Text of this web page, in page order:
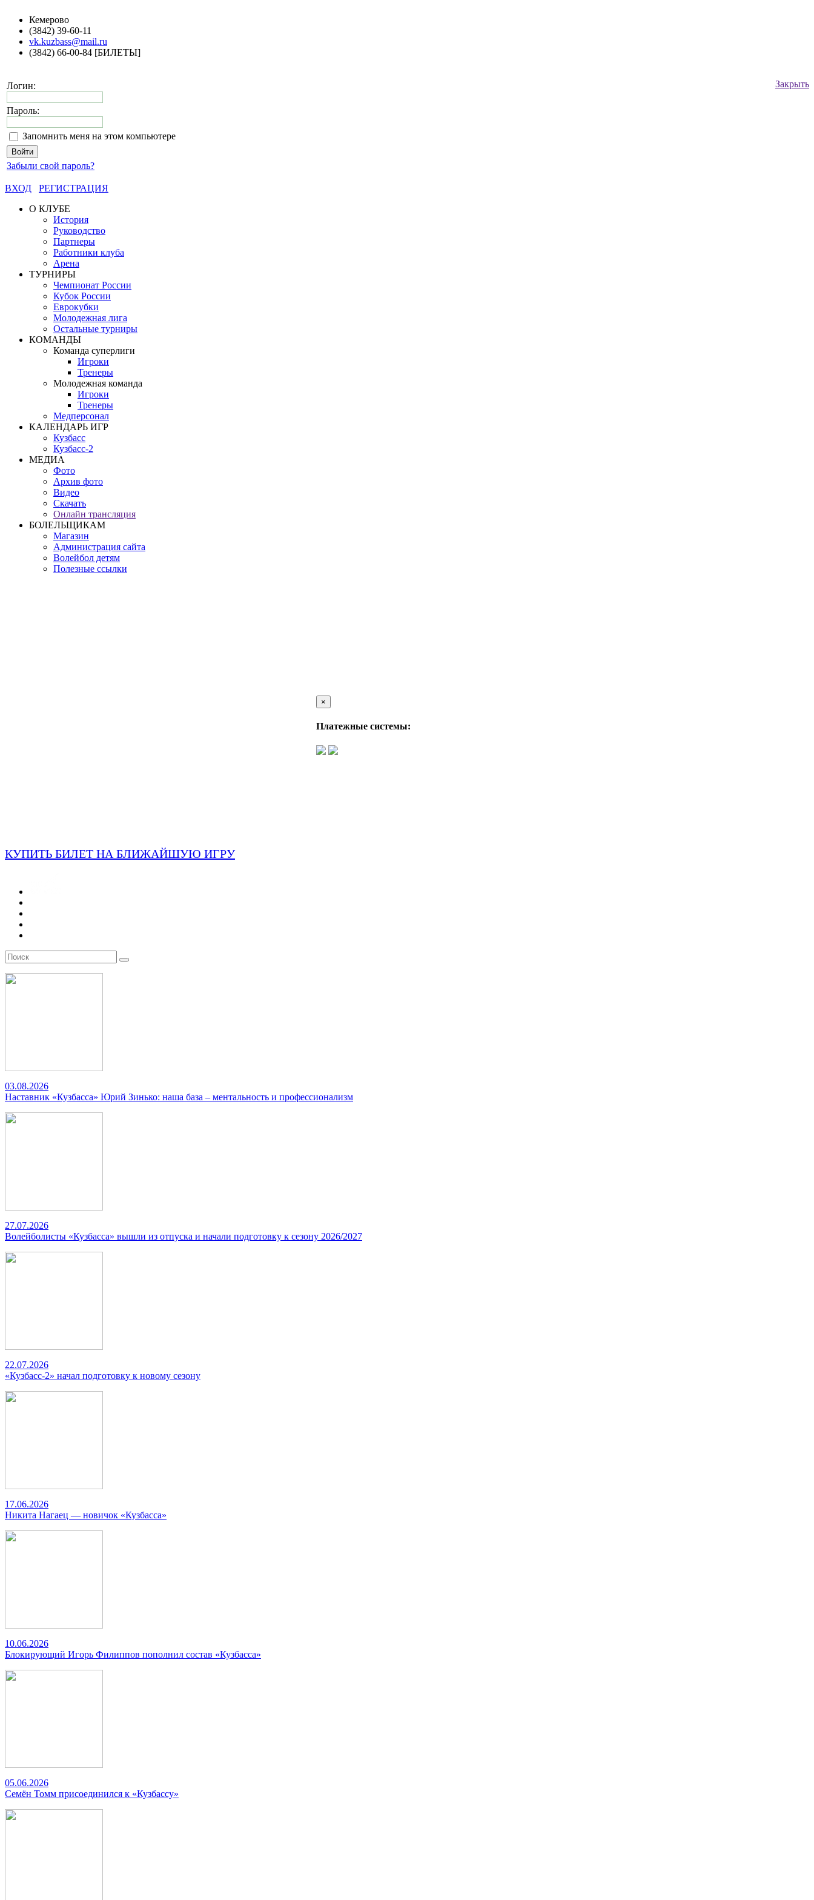
Кемерово
(3842) 39-60-11
vk.kuzbass@mail.ru
(3842) 66-00-84 [БИЛЕТЫ]
Закрыть
Логин:
Пароль:
Запомнить меня на этом компьютере
Забыли свой пароль?
ВХОД
РЕГИСТРАЦИЯ
О КЛУБЕ
История
Руководство
Партнеры
Работники клуба
Арена
ТУРНИРЫ
Чемпионат России
Кубок России
Еврокубки
Молодежная лига
Остальные турниры
КОМАНДЫ
Команда суперлиги
Игроки
Тренеры
Молодежная команда
Игроки
Тренеры
Медперсонал
КАЛЕНДАРЬ ИГР
Кузбасс
Кузбасс-2
МЕДИА
Фото
Архив фото
Видео
Скачать
Онлайн трансляция
БОЛЕЛЬЩИКАМ
Магазин
Администрация сайта
Волейбол детям
Полезные ссылки
×
Платежные системы:
КУПИТЬ БИЛЕТ НА БЛИЖАЙШУЮ ИГРУ
03.08.2026
Наставник «Кузбасса» Юрий Зинько: наша база – ментальность и профессионализм
27.07.2026
Волейболисты «Кузбасса» вышли из отпуска и начали подготовку к сезону 2026/2027
22.07.2026
«Кузбасс-2» начал подготовку к новому сезону
17.06.2026
Никита Нагаец — новичок «Кузбасса»
10.06.2026
Блокирующий Игорь Филиппов пополнил состав «Кузбасса»
05.06.2026
Семён Томм присоединился к «Кузбассу»